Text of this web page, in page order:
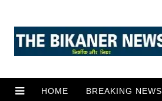
HOME BREAKING NEWS